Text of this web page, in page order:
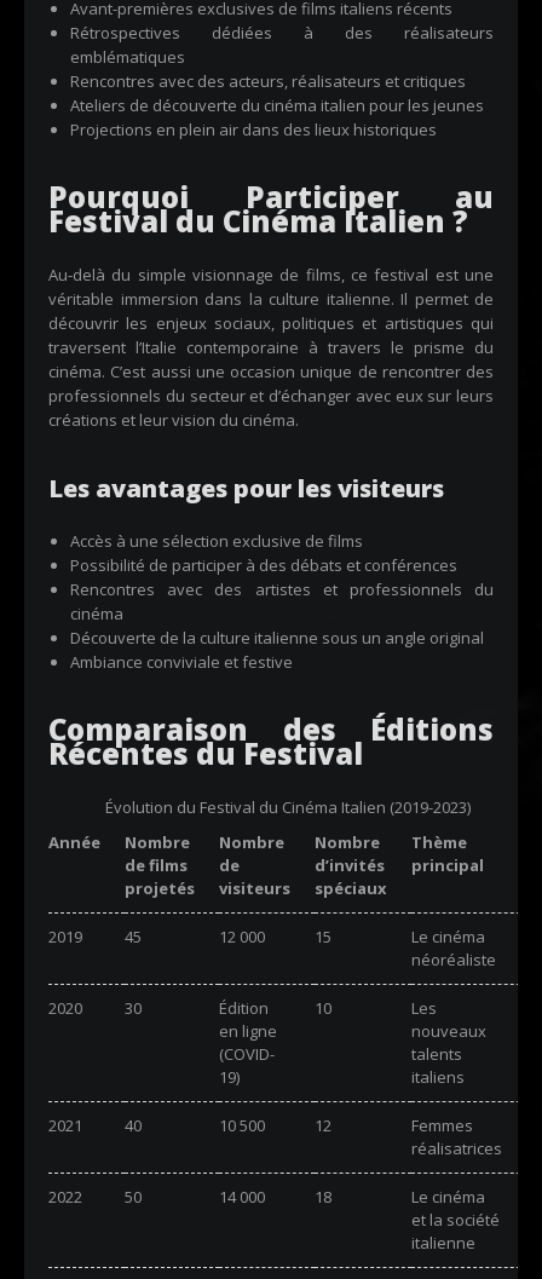
Avant-premières exclusives de films italiens récents
Rétrospectives dédiées à des réalisateurs
emblématiques
Rencontres avec des acteurs, réalisateurs et critiques
Ateliers de découverte du cinéma italien pour les jeunes
Projections en plein air dans des lieux historiques
Pourquoi Participer au
Festival du Cinéma Italien ?
Au-delà du simple visionnage de films, ce festival est une
véritable immersion dans la culture italienne. Il permet de
découvrir les enjeux sociaux, politiques et artistiques qui
traversent l’Italie contemporaine à travers le prisme du
cinéma. C’est aussi une occasion unique de rencontrer des
professionnels du secteur et d’échanger avec eux sur leurs
créations et leur vision du cinéma.
Les avantages pour les visiteurs
Accès à une sélection exclusive de films
Possibilité de participer à des débats et conférences
Rencontres avec des artistes et professionnels du
cinéma
Découverte de la culture italienne sous un angle original
Ambiance conviviale et festive
Comparaison des Éditions
Récentes du Festival
Évolution du Festival du Cinéma Italien (2019-2023)
Année
Nombre
de films
projetés
Nombre
de
visiteurs
Nombre
d’invités
spéciaux
Thème
principal
2019 45 12 000 15
Le cinéma
néoréaliste
2020 30
Édition
en ligne
(COVID-
19)
10
Les
nouveaux
talents
italiens
2021 40 10 500 12
Femmes
réalisatrices
2022 50 14 000 18
Le cinéma
et la société
italienne